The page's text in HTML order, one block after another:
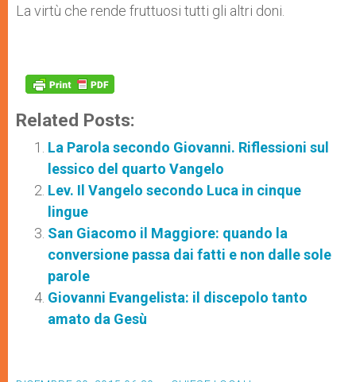
La virtù che rende fruttuosi tutti gli altri doni.
Related Posts:
La Parola secondo Giovanni. Riflessioni sul
lessico del quarto Vangelo
Lev. Il Vangelo secondo Luca in cinque
lingue
San Giacomo il Maggiore: quando la
conversione passa dai fatti e non dalle sole
parole
Giovanni Evangelista: il discepolo tanto
amato da Gesù